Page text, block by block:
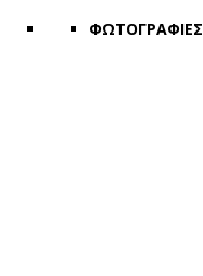
ΦΩΤΟΓΡΑΦΙΕΣ